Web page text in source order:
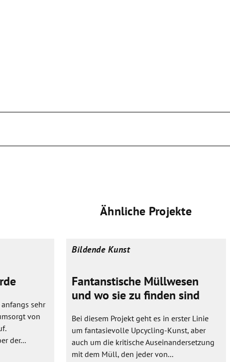
Ähnliche Projekte
sehr
von
der...
Bildende Kunst
Fantanstische Müllwesen
und wo sie zu finden sind
Bei diesem Projekt geht es in erster Linie
um fantasievolle Upcycling-Kunst, aber
auch um die kritische Auseinandersetzung
mit dem Müll, den jeder von...